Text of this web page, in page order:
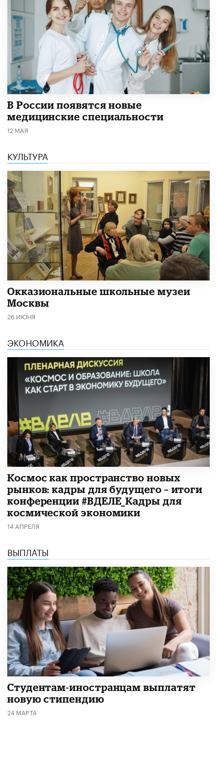
В России появятся новые
медицинские специальности
12 МАЯ
КУЛЬТУРА
​Окказиональные школьные музеи
Москвы
26 ИЮНЯ
ЭКОНОМИКА
Космос как пространство новых
рынков: кадры для будущего – итоги
конференции #ВДЕЛЕ_Кадры для
космической экономики
14 АПРЕЛЯ
ВЫПЛАТЫ
Студентам-иностранцам выплатят
новую стипендию
24 МАРТА